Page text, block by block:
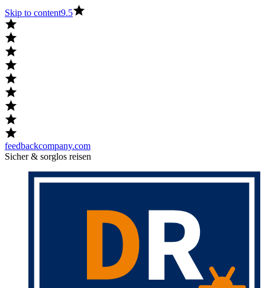
Skip to content9.5
feedbackcompany.com
Sicher & sorglos reisen